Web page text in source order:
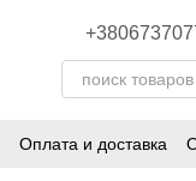
Оплата и доставка